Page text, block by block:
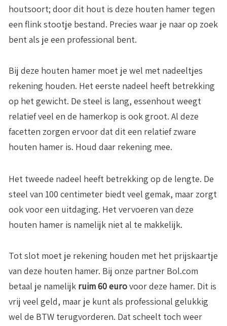
houtsoort; door dit hout is deze houten hamer tegen
een flink stootje bestand. Precies waar je naar op zoek
bent als je een professional bent.
Bij deze houten hamer moet je wel met nadeeltjes
rekening houden. Het eerste nadeel heeft betrekking
op het gewicht. De steel is lang, essenhout weegt
relatief veel en de hamerkop is ook groot. Al deze
facetten zorgen ervoor dat dit een relatief zware
houten hamer is. Houd daar rekening mee.
Het tweede nadeel heeft betrekking op de lengte. De
steel van 100 centimeter biedt veel gemak, maar zorgt
ook voor een uitdaging. Het vervoeren van deze
houten hamer is namelijk niet al te makkelijk.
Tot slot moet je rekening houden met het prijskaartje
van deze houten hamer. Bij onze partner Bol.com
betaal je namelijk ruim 60 eurovoor deze hamer. Dit is
vrij veel geld, maar je kunt als professional gelukkig
wel de BTW terugvorderen. Dat scheelt toch weer